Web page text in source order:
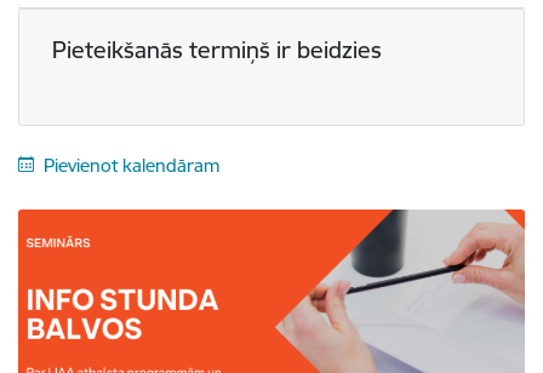
Pieteikšanās termiņš ir beidzies
Pievienot kalendāram